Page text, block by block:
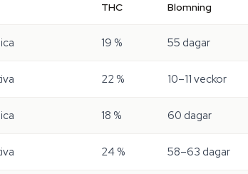
THC Blomning
19 % 55 dagar
22 % 10–11 veckor
18 % 60 dagar
24 % 58–63 dagar